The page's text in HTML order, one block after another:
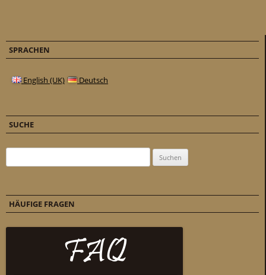
SPRACHEN
English (UK) Deutsch
SUCHE
HÄUFIGE FRAGEN